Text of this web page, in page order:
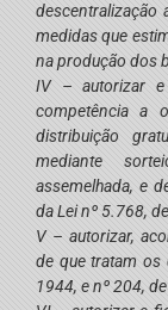
descentralização
medidas que
na produção dos
IV – autorizar e
competência a
distribuição
mediante
assemelhada, e
da Lei nº 5.768,
V – autorizar,
de que tratam os
1944, e nº 204,